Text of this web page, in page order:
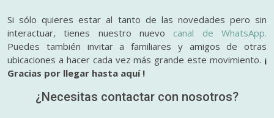
Si sólo quieres estar al tanto de las novedades pero sin
interactuar, tienes nuestro nuevo canal de WhatsApp.
Puedes también invitar a familiares y amigos de otras
ubicaciones a hacer cada vez más grande este movimiento. ¡
Gracias por llegar hasta aquí !
¿Necesitas contactar con nosotros?